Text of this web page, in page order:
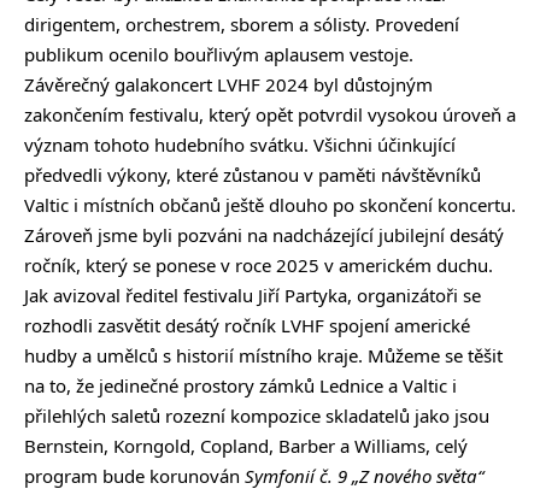
dirigentem, orchestrem, sborem a sólisty. Provedení
publikum ocenilo bouřlivým aplausem vestoje.
Závěrečný galakoncert LVHF 2024 byl důstojným
zakončením festivalu, který opět potvrdil vysokou úroveň a
význam tohoto hudebního svátku. Všichni účinkující
předvedli výkony, které zůstanou v paměti návštěvníků
Valtic i místních občanů ještě dlouho po skončení koncertu.
Zároveň jsme byli pozváni na nadcházející jubilejní desátý
ročník, který se ponese v roce 2025 v americkém duchu.
Jak avizoval ředitel festivalu Jiří Partyka, organizátoři se
rozhodli zasvětit desátý ročník LVHF spojení americké
hudby a umělců s historií místního kraje. Můžeme se těšit
na to, že jedinečné prostory zámků Lednice a Valtic i
přilehlých saletů rozezní kompozice skladatelů jako jsou
Bernstein, Korngold, Copland, Barber a Williams, celý
program bude korunován Symfonií č. 9 „Z nového světa“